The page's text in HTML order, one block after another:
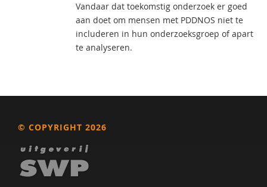
Vandaar dat toekomstig onderzoek er goed
aan doet om mensen met PDDNOS niet te
includeren in hun onderzoeksgroep of apart
te analyseren.
© COPYRIGHT 2026